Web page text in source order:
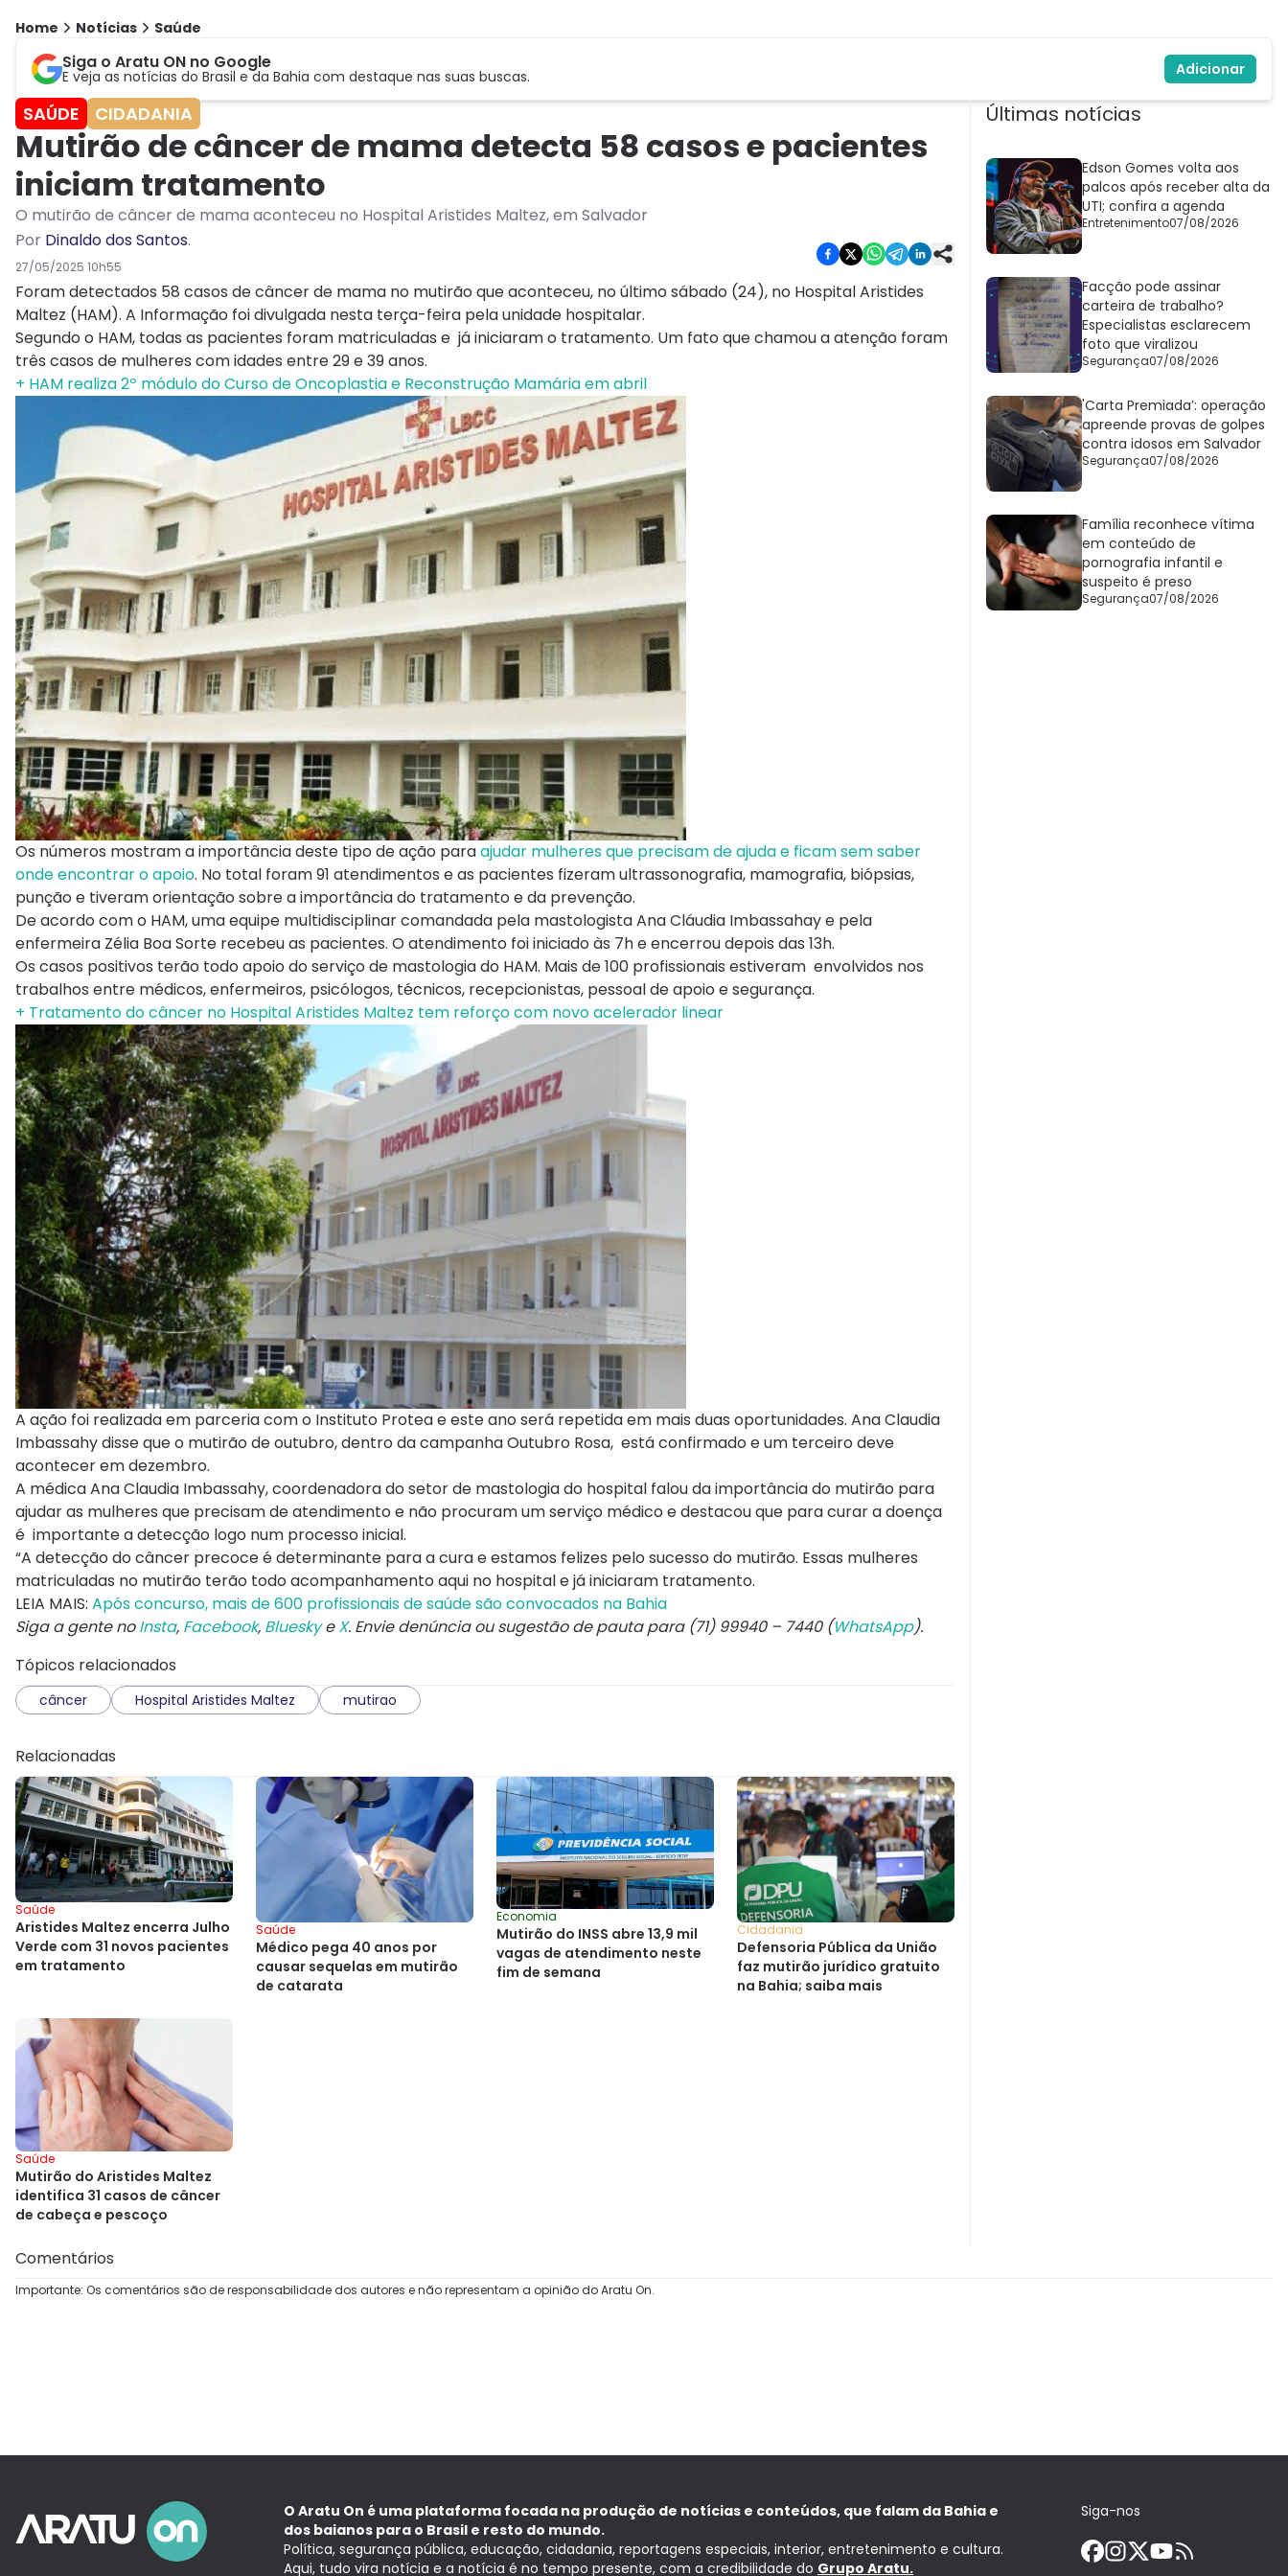
Home Notícias Saúde
Siga o Aratu ON no Google
E veja as notícias do Brasil e da Bahia com destaque nas suas buscas. Adicionar
SAÚDE CIDADANIA
Mutirão de câncer de mama detecta 58 casos e pacientes
iniciam tratamento
O mutirão de câncer de mama aconteceu no Hospital Aristides Maltez, em Salvador
Por Dinaldo dos Santos.
27/05/2025 10h55
Foram detectados 58 casos de câncer de mama no mutirão que aconteceu, no último sábado (24), no Hospital Aristides
Maltez (HAM). A Informação foi divulgada nesta terça-feira pela unidade hospitalar.
Segundo o HAM, todas as pacientes foram matriculadas e já iniciaram o tratamento. Um fato que chamou a atenção foram
três casos de mulheres com idades entre 29 e 39 anos.
+ HAM realiza 2º módulo do Curso de Oncoplastia e Reconstrução Mamária em abril
Os números mostram a importância deste tipo de ação paraajudar mulheres que precisam de ajuda e ficam sem saber
onde encontrar o apoio. No total foram 91 atendimentos e as pacientes fizeram ultrassonografia, mamografia, biópsias,
punção e tiveram orientação sobre a importância do tratamento e da prevenção.
De acordo com o HAM, uma equipe multidisciplinar comandada pela mastologista Ana Cláudia Imbassahay e pela
enfermeira Zélia Boa Sorte recebeu as pacientes. O atendimento foi iniciado às 7h e encerrou depois das 13h.
Os casos positivos terão todo apoio do serviço de mastologia do HAM. Mais de 100 profissionais estiveram envolvidos nos
trabalhos entre médicos, enfermeiros, psicólogos, técnicos, recepcionistas, pessoal de apoio e segurança.
+ Tratamento do câncer no Hospital Aristides Maltez tem reforço com novo acelerador linear
A ação foi realizada em parceria com o Instituto Protea e este ano será repetida em mais duas oportunidades. Ana Claudia
Imbassahy disse que o mutirão de outubro, dentro da campanha Outubro Rosa, está confirmado e um terceiro deve
acontecer em dezembro.
A médica Ana Claudia Imbassahy, coordenadora do setor de mastologia do hospital falou da importância do mutirão para
ajudar as mulheres que precisam de atendimento e não procuram um serviço médico e destacou que para curar a doença
é importante a detecção logo num processo inicial.
“A detecção do câncer precoce é determinante para a cura e estamos felizes pelo sucesso do mutirão. Essas mulheres
matriculadas no mutirão terão todo acompanhamento aqui no hospital e já iniciaram tratamento.
LEIA MAIS: Após concurso, mais de 600 profissionais de saúde são convocados na Bahia
Siga a gente noInsta, Facebook, BlueskyeX. Envie denúncia ou sugestão de pauta para (71) 99940 – 7440 (WhatsApp).
Tópicos relacionados
câncer Hospital Aristides Maltez mutirao
Relacionadas
Saúde
Aristides Maltez encerra Julho
Verde com 31 novos pacientes
em tratamento
Saúde
Médico pega 40 anos por
causar sequelas em mutirão
de catarata
Economia
Mutirão do INSS abre 13,9 mil
vagas de atendimento neste
fim de semana
Cidadania
Defensoria Pública da União
faz mutirão jurídico gratuito
na Bahia; saiba mais
Saúde
Mutirão do Aristides Maltez
identifica 31 casos de câncer
de cabeça e pescoço
Últimas notícias
Edson Gomes volta aos
palcos após receber alta da
UTI; confira a agenda
Entretenimento07/08/2026
Facção pode assinar
carteira de trabalho?
Especialistas esclarecem
foto que viralizou
Segurança07/08/2026
'Carta Premiada’: operação
apreende provas de golpes
contra idosos em Salvador
Segurança07/08/2026
Família reconhece vítima
em conteúdo de
pornografia infantil e
suspeito é preso
Segurança07/08/2026
Comentários
Importante: Os comentários são de responsabilidade dos autores e não representam a opinião do Aratu On.
O Aratu On é uma plataforma focada na produção de notícias e conteúdos, que falam da Bahia e
dos baianos para o Brasil e resto do mundo.
Política, segurança pública, educação, cidadania, reportagens especiais, interior, entretenimento e cultura.
Aqui, tudo vira notícia e a notícia é no tempo presente, com a credibilidade do Grupo Aratu.
Siga-nos